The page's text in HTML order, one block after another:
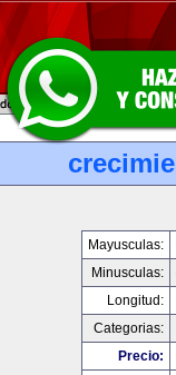
Mayusculas:
Minusculas:
Longitud:
Categorias:
Precio: